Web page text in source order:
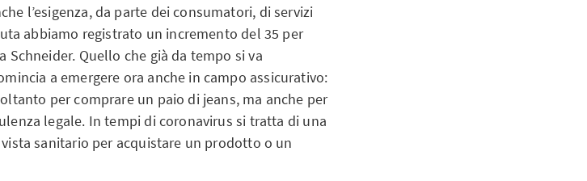
l’esigenza, da parte dei consumatori, di servizi
abbiamo registrato un incremento del 35 per
Quello che già da tempo si va
a emergere ora anche in campo assicurativo:
per comprare un paio di jeans, ma anche per
legale. In tempi di coronavirus si tratta di una
sanitario per acquistare un prodotto o un